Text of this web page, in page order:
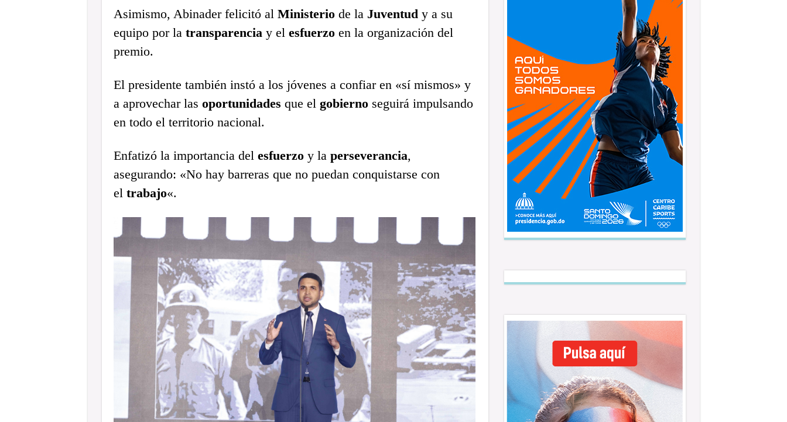
Asimismo, Abinader felicitó al Ministeriode la Juventudy a su
equipo por la transparenciay el esfuerzoen la organización del
premio.
El presidente también instó a los jóvenes a confiar en «sí mismos» y
a aprovechar las oportunidades que el gobiernoseguirá impulsando
en todo el territorio nacional.
Enfatizó la importancia del esfuerzoy la perseverancia,
asegurando: «No hay barreras que no puedan conquistarse con
el trabajo«.